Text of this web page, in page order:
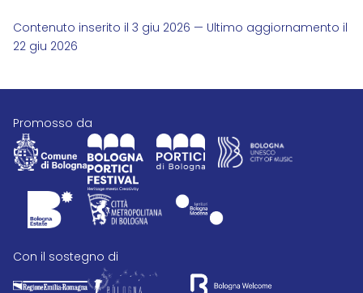
Contenuto inserito il 3 giu 2026 — Ultimo aggiornamento il
22 giu 2026
promosso da
con il sostegno di